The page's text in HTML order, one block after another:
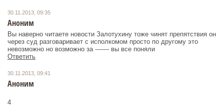
30.11.2013, 09:35
Аноним
Вы наверно читаете новости Залотухину тоже чинят препятствия он
через суд разговаривает с исполкомом просто по другому это
невозможно но возможно за ------- вы все поняли
Ответить
30.11.2013, 09:41
Аноним
4